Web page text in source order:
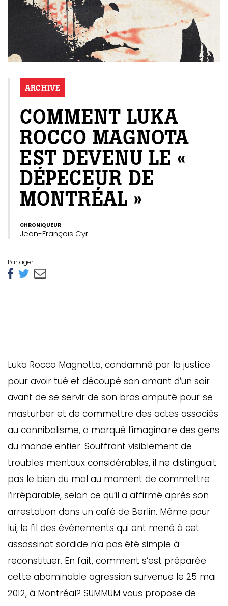
ARCHIVE
COMMENT LUKA
ROCCO MAGNOTA
EST DEVENU LE «
DÉPECEUR DE
MONTRÉAL »
CHRONIQUEUR
Jean-François Cyr
Partager
Luka Rocco Magnotta, condamné par la justice
pour avoir tué et découpé son amant d’un soir
avant de se servir de son bras amputé pour se
masturber et de commettre des actes associés
au cannibalisme, a marqué l’imaginaire des gens
du monde entier. Souffrant visiblement de
troubles mentaux considérables, il ne distinguait
pas le bien du mal au moment de commettre
l’irréparable, selon ce qu’il a affirmé après son
arrestation dans un café de Berlin. Même pour
lui, le fil des événements qui ont mené à cet
assassinat sordide n’a pas été simple à
reconstituer. En fait, comment s’est préparée
cette abominable agression survenue le 25 mai
2012, à Montréal? SUMMUM vous propose de